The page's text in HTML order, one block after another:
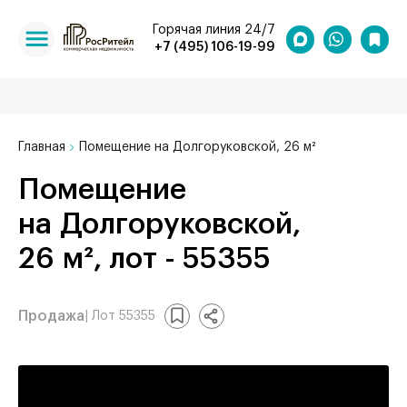
+7 (495) 106-19-99
Горячая линия 24/7
Главная Помещение на Долгоруковской, 26 м²
Помещение
на Долгоруковской,
26 м², лот - 55355
Продажа | Лот 55355